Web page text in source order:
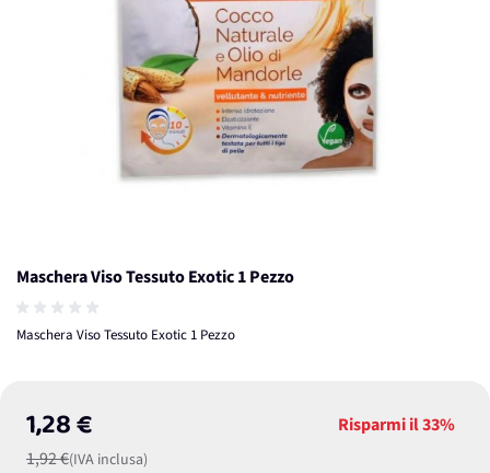
Maschera Viso Tessuto Exotic 1 Pezzo
Maschera Viso Tessuto Exotic 1 Pezzo
1,28 €
1,92 €(IVA inclusa)
Risparmi il33%